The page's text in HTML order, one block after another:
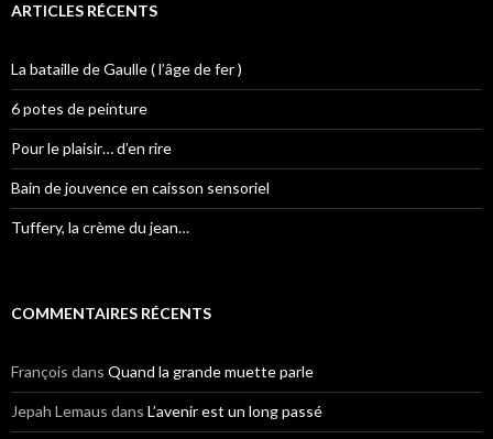
ARTICLES RÉCENTS
La bataille de Gaulle ( l’âge de fer )
6 potes de peinture
Pour le plaisir… d’en rire
Bain de jouvence en caisson sensoriel
Tuffery, la crème du jean…
COMMENTAIRES RÉCENTS
François dans Quand la grande muette parle
Jepah Lemaus dans L’avenir est un long passé